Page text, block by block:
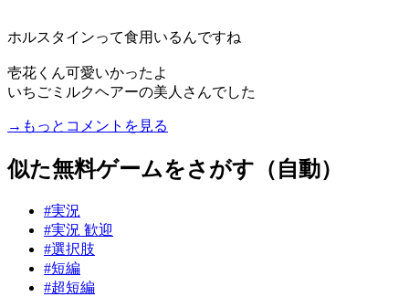
ホルスタインって食用いるんですね
壱花くん可愛いかったよ
いちごミルクヘアーの美人さんでした
→もっとコメントを見る
似た無料ゲームをさがす（自動）
#実況
#実況 歓迎
#選択肢
#短編
#超短編